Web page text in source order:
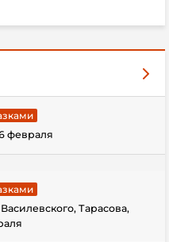
февраля
Тарасова,